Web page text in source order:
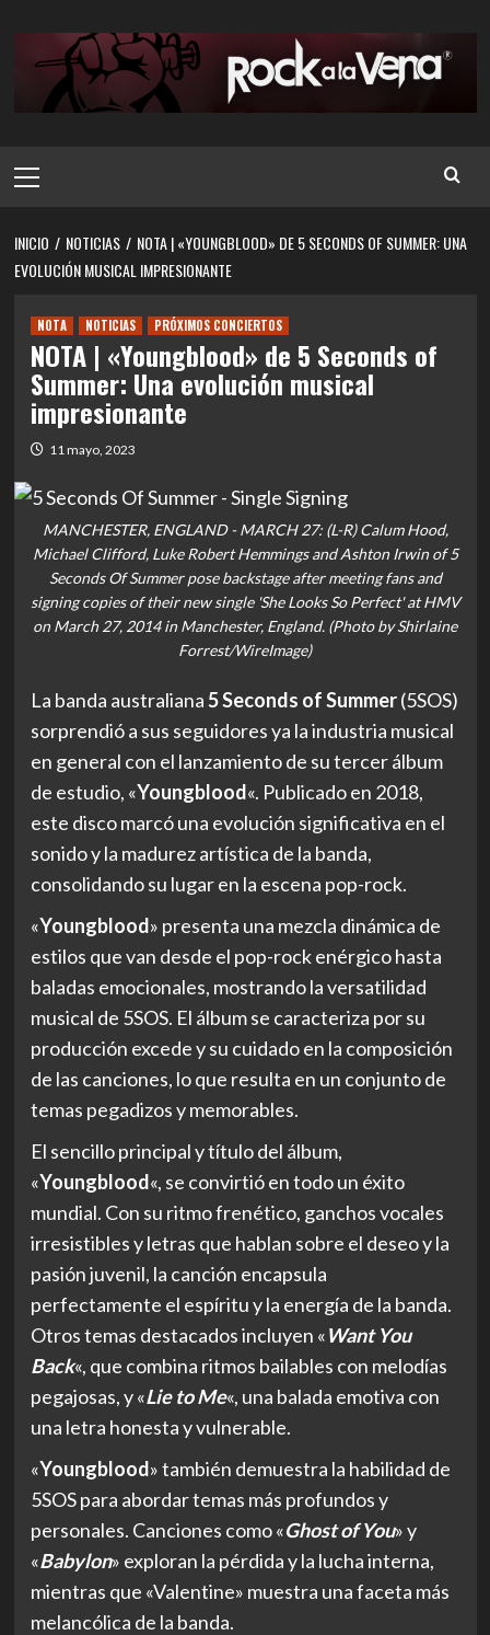
contenido
principal
INICIO NOTICIAS
NOTA | «YOUNGBLOOD» DE 5 SECONDS OF SUMMER: UNA
EVOLUCIÓN MUSICAL IMPRESIONANTE
NOTA NOTICIAS PRÓXIMOS CONCIERTOS
NOTA | «Youngblood» de 5 Seconds of
Summer: Una evolución musical
impresionante
11 mayo, 2023
MANCHESTER, ENGLAND - MARCH 27: (L-R) Calum Hood,
Michael Clifford, Luke Robert Hemmings and Ashton Irwin of 5
Seconds Of Summer pose backstage after meeting fans and
signing copies of their new single 'She Looks So Perfect' at HMV
on March 27, 2014 in Manchester, England. (Photo by Shirlaine
Forrest/WireImage)
La banda australiana5 Seconds of Summer(5SOS)
sorprendió a sus seguidores ya la industria musical
en general con el lanzamiento de su tercer álbum
de estudio, «Youngblood«. Publicado en 2018,
este disco marcó una evolución significativa en el
sonido y la madurez artística de la banda,
consolidando su lugar en la escena pop-rock.
«Youngblood» presenta una mezcla dinámica de
estilos que van desde el pop-rock enérgico hasta
baladas emocionales, mostrando la versatilidad
musical de 5SOS. El álbum se caracteriza por su
producción excede y su cuidado en la composición
de las canciones, lo que resulta en un conjunto de
temas pegadizos y memorables.
El sencillo principal y título del álbum,
«Youngblood«, se convirtió en todo un éxito
mundial. Con su ritmo frenético, ganchos vocales
irresistibles y letras que hablan sobre el deseo y la
pasión juvenil, la canción encapsula
perfectamente el espíritu y la energía de la banda.
Otros temas destacados incluyen «Want You
Back«, que combina ritmos bailables con melodías
pegajosas, y «Lie to Me«, una balada emotiva con
una letra honesta y vulnerable.
«Youngblood» también demuestra la habilidad de
5SOS para abordar temas más profundos y
personales. Canciones como «Ghost of You» y
«Babylon» exploran la pérdida y la lucha interna,
mientras que «Valentine» muestra una faceta más
melancólica de la banda.